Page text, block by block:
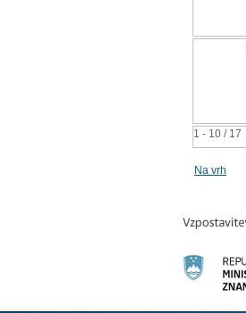
1 - 10 / 17
Na vrh